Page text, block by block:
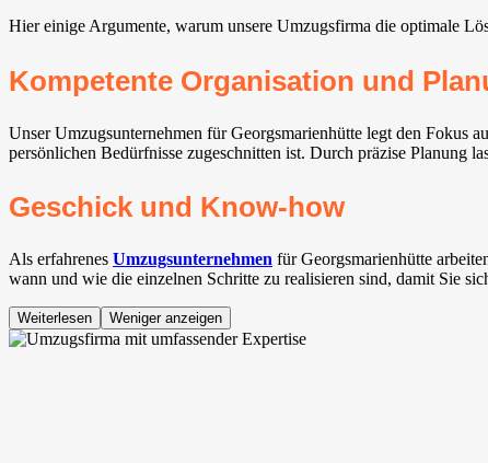
Hier einige Argumente, warum unsere Umzugsfirma die optimale
Kompetente Organisation und
Unser Umzugsunternehmen für Georgsmarienhütte legt den Fokus
persönlichen Bedürfnisse zugeschnitten ist. Durch präzise Planung
Geschick und Know-how
Als erfahrenes Umzugsunternehmen für Georgsmarienhütte
wann und wie die einzelnen Schritte zu realisieren sind, damit Sie
Weiterlesen Weniger anzeigen